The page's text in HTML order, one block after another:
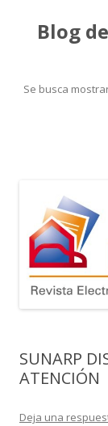
Blog
Se busca
SUNARP
ATENCIÓN
Deja una